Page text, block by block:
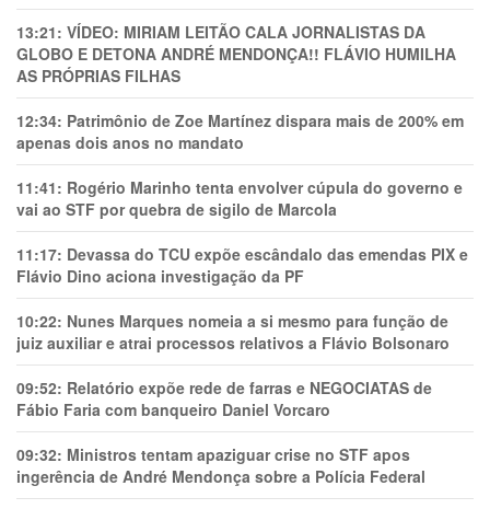
13:21: VÍDEO: MIRIAM LEITÃO CALA JORNALISTAS DA
GLOBO E DETONA ANDRÉ MENDONÇA!! FLÁVIO HUMILHA
AS PRÓPRIAS FILHAS
12:34: Patrimônio de Zoe Martínez dispara mais de 200% em
apenas dois anos no mandato
11:41: Rogério Marinho tenta envolver cúpula do governo e
vai ao STF por quebra de sigilo de Marcola
11:17: Devassa do TCU expõe escândalo das emendas PIX e
Flávio Dino aciona investigação da PF
10:22: Nunes Marques nomeia a si mesmo para função de
juiz auxiliar e atrai processos relativos a Flávio Bolsonaro
09:52: Relatório expõe rede de farras e NEGOCIATAS de
Fábio Faria com banqueiro Daniel Vorcaro
09:32: Ministros tentam apaziguar crise no STF apos
ingerência de André Mendonça sobre a Polícia Federal